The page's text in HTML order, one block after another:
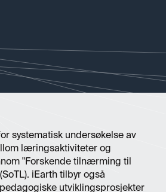
systematisk undersøkelse av
læringsaktiviteter og
"Forskende tilnærming til
iEarth tilbyr også
utviklingsprosjekter